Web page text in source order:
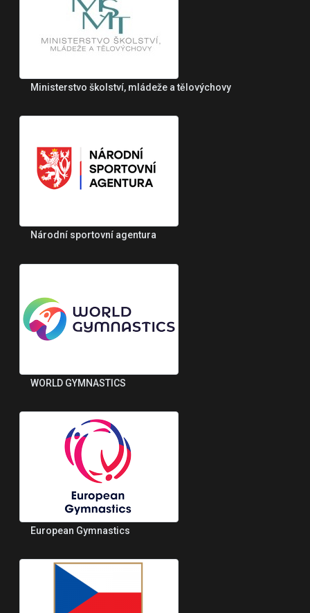
Ministerstvo školství, mládeže a tělovýchovy
Národní sportovní agentura
WORLD GYMNASTICS
European Gymnastics